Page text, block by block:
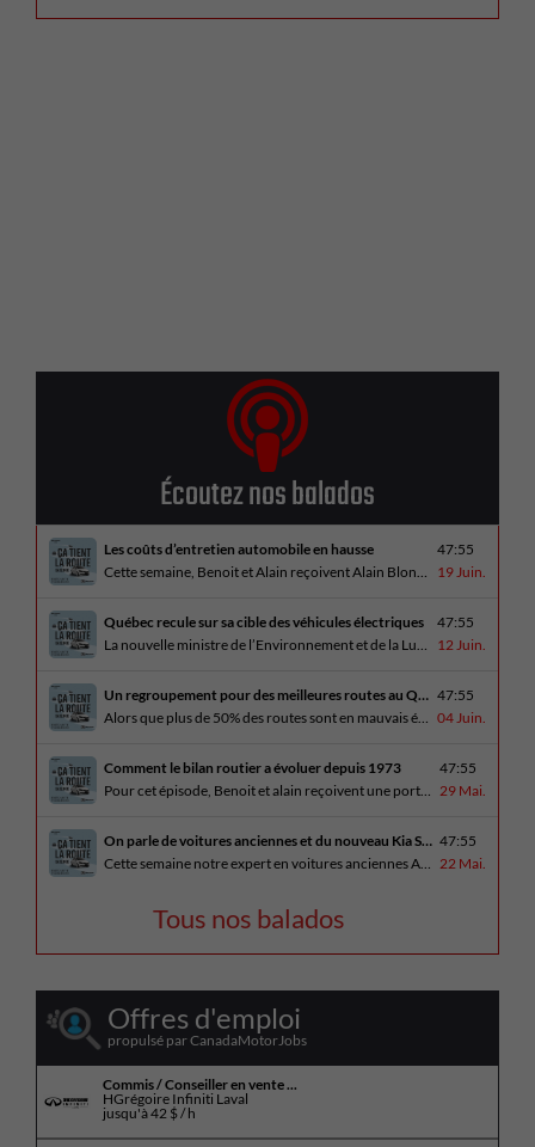
Écoutez nos balados
Les coûts d’entretien automobile en hausse
47:55
19 Juin.
Québec recule sur sa cible des véhicules électriques
47:55
12 Juin.
Un regroupement pour des meilleures routes au Québec 47:55
04 Juin.
Comment le bilan routier a évoluer depuis 1973
47:55
29 Mai.
On parle de voitures anciennes et du nouveau Kia Seltos 2027 47:55
22 Mai.
Tous nos balados
Offres d'emploi
propulsé par CanadaMotorJobs
Commis / Conseiller en vente ...
HGrégoire Infiniti Laval
jusqu'à42 $ / h